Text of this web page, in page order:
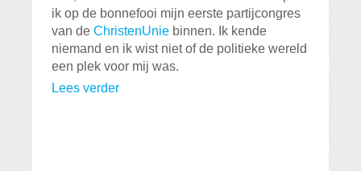
ik op de bonnefooi mijn eerste partijcongres
van de ChristenUnie binnen. Ik kende
niemand en ik wist niet of de politieke wereld
een plek voor mij was.
Lees verder